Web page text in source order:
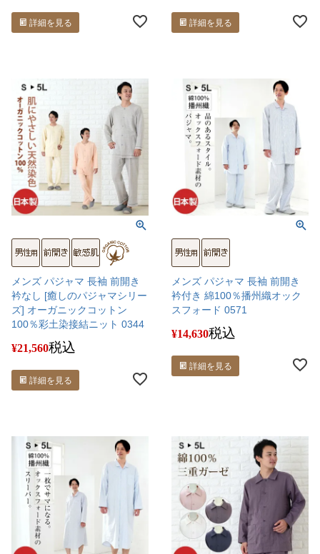
詳細を見る 詳細を見る
メンズ パジャマ 長袖 前開き
衿なし [癒しのパジャマシリー
ズ] オーガニックコットン
100％彩土染接結ニット 0344
¥21,560税込
詳細を見る
メンズ パジャマ 長袖 前開き
衿付き 綿100％播州織オック
スフォード 0571
¥14,630税込
詳細を見る